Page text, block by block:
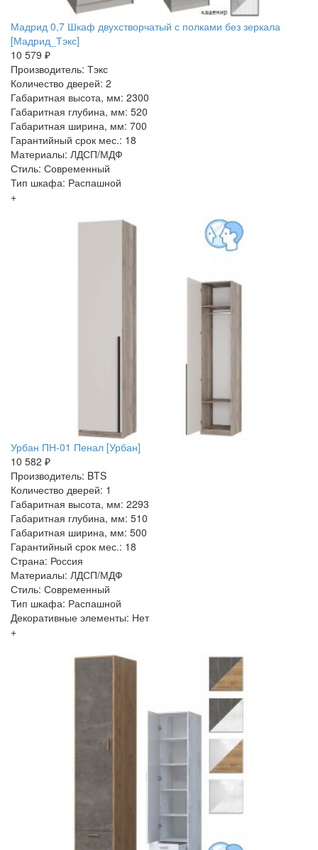
Мадрид 0,7 Шкаф двухстворчатый с полками без зеркала
[Мадрид_Тэкс]
10 579 ₽
Производитель: Тэкс
Количество дверей: 2
Габаритная высота, мм: 2300
Габаритная глубина, мм: 520
Габаритная ширина, мм: 700
Гарантийный срок мес.: 18
Материалы: ЛДСП/МДФ
Стиль: Современный
Тип шкафа: Распашной
+
Урбан ПН-01 Пенал [Урбан]
10 582 ₽
Производитель: BTS
Количество дверей: 1
Габаритная высота, мм: 2293
Габаритная глубина, мм: 510
Габаритная ширина, мм: 500
Гарантийный срок мес.: 18
Страна: Россия
Материалы: ЛДСП/МДФ
Стиль: Современный
Тип шкафа: Распашной
Декоративные элементы: Нет
+